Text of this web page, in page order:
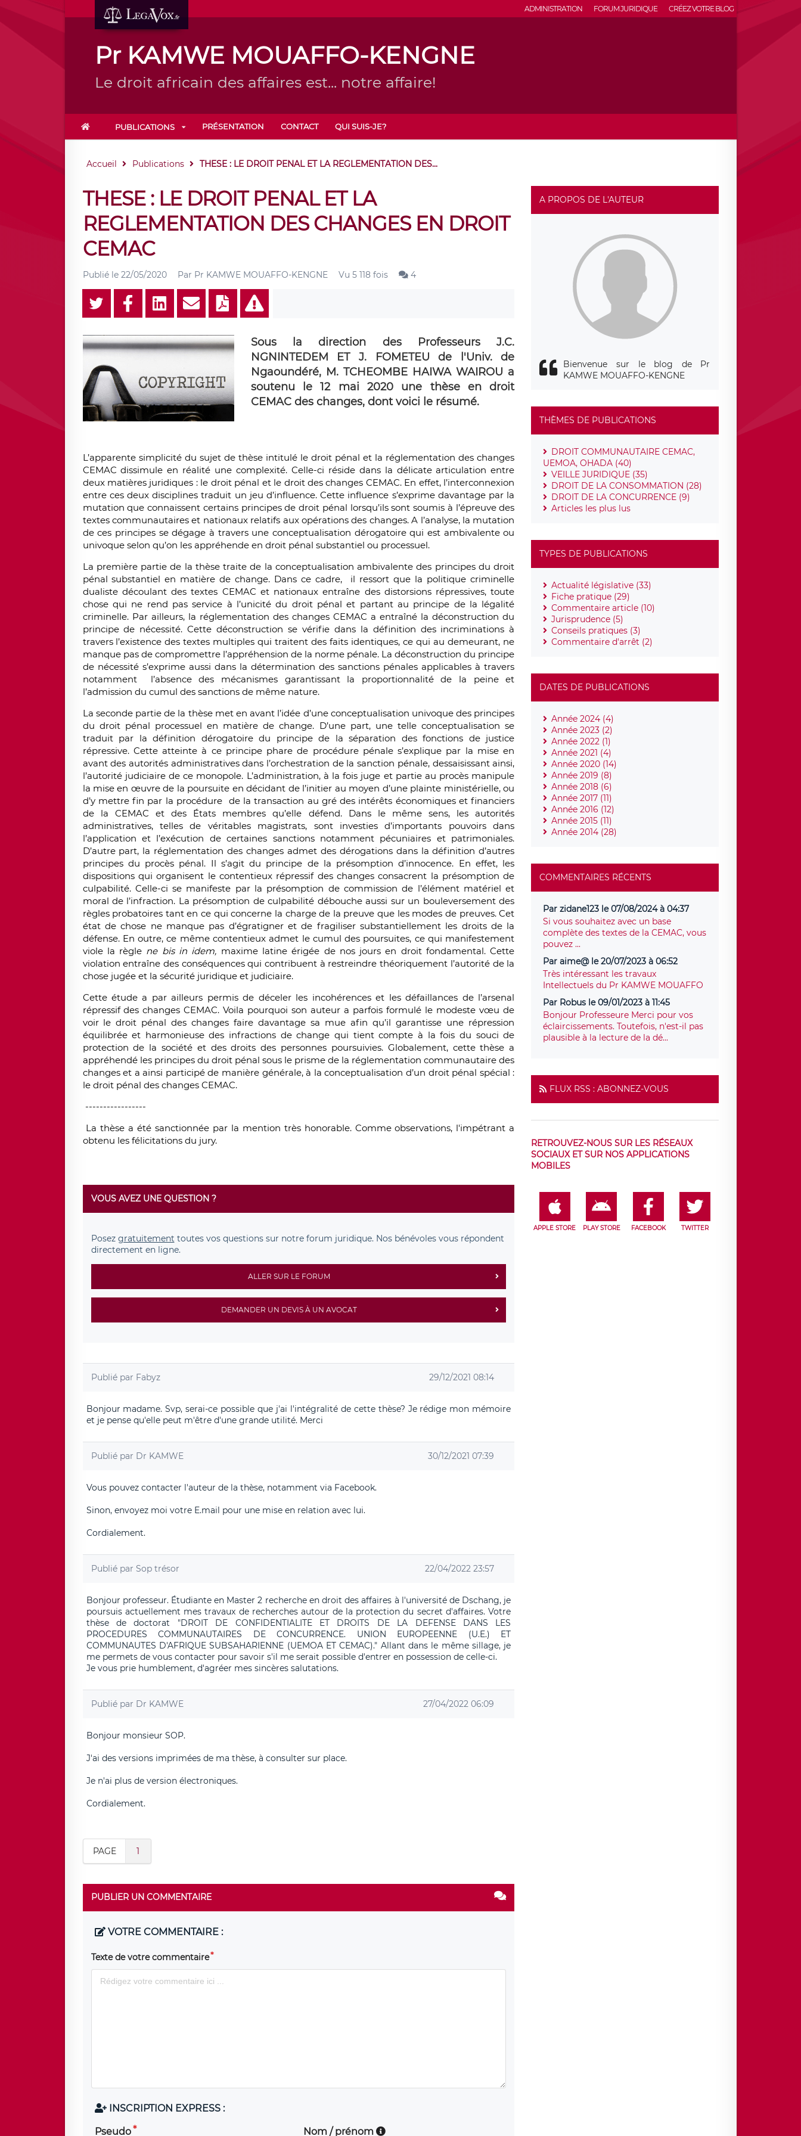
ADMINISTRATION FORUM JURIDIQUE CRÉEZ VOTRE BLOG
Pr KAMWE MOUAFFO-KENGNE
Le droit africain des affaires est... notre affaire!
PUBLICATIONS PRÉSENTATION CONTACT QUI SUIS-JE?
Accueil Publications THESE : LE DROIT PENAL ET LA REGLEMENTATION DES...
THESE : LE DROIT PENAL ET LA
REGLEMENTATION DES CHANGES EN DROIT
CEMAC
Publié le 22/05/2020 Par Pr KAMWE MOUAFFO-KENGNE Vu 5 118 fois 4
Sous la direction des Professeurs J.C.
NGNINTEDEM ET J. FOMETEU de l'Univ. de
Ngaoundéré, M. TCHEOMBE HAIWA WAIROU a
soutenu le 12 mai 2020 une thèse en droit
CEMAC des changes, dont voici le résumé.
L’apparente simplicité du sujet de thèse intitulé le droit pénal et la réglementation des changes
CEMAC dissimule en réalité une complexité. Celle-ci réside dans la délicate articulation entre
deux matières juridiques : le droit pénal et le droit des changes CEMAC. En effet, l’interconnexion
entre ces deux disciplines traduit un jeu d’influence. Cette influence s’exprime davantage par la
mutation que connaissent certains principes de droit pénal lorsqu’ils sont soumis à l’épreuve des
textes communautaires et nationaux relatifs aux opérations des changes. A l’analyse, la mutation
de ces principes se dégage à travers une conceptualisation dérogatoire qui est ambivalente ou
univoque selon qu’on les appréhende en droit pénal substantiel ou processuel.
La première partie de la thèse traite de la conceptualisation ambivalente des principes du droit
pénal substantiel en matière de change. Dans ce cadre, il ressort que la politique criminelle
dualiste découlant des textes CEMAC et nationaux entraîne des distorsions répressives, toute
chose qui ne rend pas service à l’unicité du droit pénal et partant au principe de la légalité
criminelle. Par ailleurs, la réglementation des changes CEMAC a entraîné la déconstruction du
principe de nécessité. Cette déconstruction se vérifie dans la définition des incriminations à
travers l’existence des textes multiples qui traitent des faits identiques, ce qui au demeurant, ne
manque pas de compromettre l’appréhension de la norme pénale. La déconstruction du principe
de nécessité s’exprime aussi dans la détermination des sanctions pénales applicables à travers
notamment l’absence des mécanismes garantissant la proportionnalité de la peine et
l’admission du cumul des sanctions de même nature.
La seconde partie de la thèse met en avant l’idée d’une conceptualisation univoque des principes
du droit pénal processuel en matière de change. D’une part, une telle conceptualisation se
traduit par la définition dérogatoire du principe de la séparation des fonctions de justice
répressive. Cette atteinte à ce principe phare de procédure pénale s’explique par la mise en
avant des autorités administratives dans l’orchestration de la sanction pénale, dessaisissant ainsi,
l’autorité judiciaire de ce monopole. L’administration, à la fois juge et partie au procès manipule
la mise en œuvre de la poursuite en décidant de l’initier au moyen d’une plainte ministérielle, ou
d’y mettre fin par la procédure de la transaction au gré des intérêts économiques et financiers
de la CEMAC et des États membres qu’elle défend. Dans le même sens, les autorités
administratives, telles de véritables magistrats, sont investies d’importants pouvoirs dans
l’application et l’exécution de certaines sanctions notamment pécuniaires et patrimoniales.
D’autre part, la réglementation des changes admet des dérogations dans la définition d’autres
principes du procès pénal. Il s’agit du principe de la présomption d’innocence. En effet, les
dispositions qui organisent le contentieux répressif des changes consacrent la présomption de
culpabilité. Celle-ci se manifeste par la présomption de commission de l’élément matériel et
moral de l’infraction. La présomption de culpabilité débouche aussi sur un bouleversement des
règles probatoires tant en ce qui concerne la charge de la preuve que les modes de preuves. Cet
état de chose ne manque pas d’égratigner et de fragiliser substantiellement les droits de la
défense. En outre, ce même contentieux admet le cumul des poursuites, ce qui manifestement
viole la règle ne bis in idem, maxime latine érigée de nos jours en droit fondamental. Cette
violation entraîne des conséquences qui contribuent à restreindre théoriquement l’autorité de la
chose jugée et la sécurité juridique et judiciaire.
Cette étude a par ailleurs permis de déceler les incohérences et les défaillances de l’arsenal
répressif des changes CEMAC. Voila pourquoi son auteur a parfois formulé le modeste vœu de
voir le droit pénal des changes faire davantage sa mue afin qu’il garantisse une répression
équilibrée et harmonieuse des infractions de change qui tient compte à la fois du souci de
protection de la société et des droits des personnes poursuivies. Globalement, cette thèse a
appréhendé les principes du droit pénal sous le prisme de la réglementation communautaire des
changes et a ainsi participé de manière générale, à la conceptualisation d’un droit pénal spécial :
le droit pénal des changes CEMAC.
-----------------
La thèse a été sanctionnée par la mention très honorable. Comme observations, l'impétrant a
obtenu les félicitations du jury.
VOUS AVEZ UNE QUESTION ?
Posez gratuitement toutes vos questions sur notre forum juridique. Nos bénévoles vous répondent
directement en ligne.
ALLER SUR LE FORUM
DEMANDER UN DEVIS À UN AVOCAT
Publié par Fabyz 29/12/2021 08:14
Bonjour madame. Svp, serai-ce possible que j'ai l'intégralité de cette thèse? Je rédige mon mémoire
et je pense qu'elle peut m'être d'une grande utilité. Merci
Publié par Dr KAMWE 30/12/2021 07:39
Vous pouvez contacter l'auteur de la thèse, notamment via Facebook.
Sinon, envoyez moi votre E.mail pour une mise en relation avec lui.
Cordialement.
Publié par Sop trésor 22/04/2022 23:57
Bonjour professeur. Étudiante en Master 2 recherche en droit des affaires à l'université de Dschang, je
poursuis actuellement mes travaux de recherches autour de la protection du secret d'affaires. Votre
thèse de doctorat "DROIT DE CONFIDENTIALITE ET DROITS DE LA DEFENSE DANS LES
PROCEDURES COMMUNAUTAIRES DE CONCURRENCE. UNION EUROPEENNE (U.E.) ET
COMMUNAUTES D'AFRIQUE SUBSAHARIENNE (UEMOA ET CEMAC)." Allant dans le même sillage, je
me permets de vous contacter pour savoir s'il me serait possible d'entrer en possession de celle-ci.
Je vous prie humblement, d'agréer mes sincères salutations.
Publié par Dr KAMWE 27/04/2022 06:09
Bonjour monsieur SOP.
J'ai des versions imprimées de ma thèse, à consulter sur place.
Je n'ai plus de version électroniques.
Cordialement.
PAGE 1
PUBLIER UN COMMENTAIRE
VOTRE COMMENTAIRE :
Texte de votre commentaire
INSCRIPTION EXPRESS :
Pseudo Nom / prénom
A PROPOS DE L'AUTEUR
Bienvenue sur le blog de Pr
KAMWE MOUAFFO-KENGNE
THÈMES DE PUBLICATIONS
DROIT COMMUNAUTAIRE CEMAC,
UEMOA, OHADA (40)
VEILLE JURIDIQUE (35)
DROIT DE LA CONSOMMATION (28)
DROIT DE LA CONCURRENCE (9)
Articles les plus lus
TYPES DE PUBLICATIONS
Actualité législative (33)
Fiche pratique (29)
Commentaire article (10)
Jurisprudence (5)
Conseils pratiques (3)
Commentaire d'arrêt (2)
DATES DE PUBLICATIONS
Année 2024 (4)
Année 2023 (2)
Année 2022 (1)
Année 2021 (4)
Année 2020 (14)
Année 2019 (8)
Année 2018 (6)
Année 2017 (11)
Année 2016 (12)
Année 2015 (11)
Année 2014 (28)
COMMENTAIRES RÉCENTS
Par zidane123 le 07/08/2024 à 04:37
Si vous souhaitez avec un base
complète des textes de la CEMAC, vous
pouvez ...
Par aime@ le 20/07/2023 à 06:52
Très intéressant les travaux
Intellectuels du Pr KAMWE MOUAFFO
Par Robus le 09/01/2023 à 11:45
Bonjour Professeure Merci pour vos
éclaircissements. Toutefois, n'est-il pas
plausible à la lecture de la dé...
FLUX RSS : ABONNEZ-VOUS
RETROUVEZ-NOUS SUR LES RÉSEAUX
SOCIAUX ET SUR NOS APPLICATIONS
MOBILES
APPLE STORE PLAY STORE FACEBOOK TWITTER